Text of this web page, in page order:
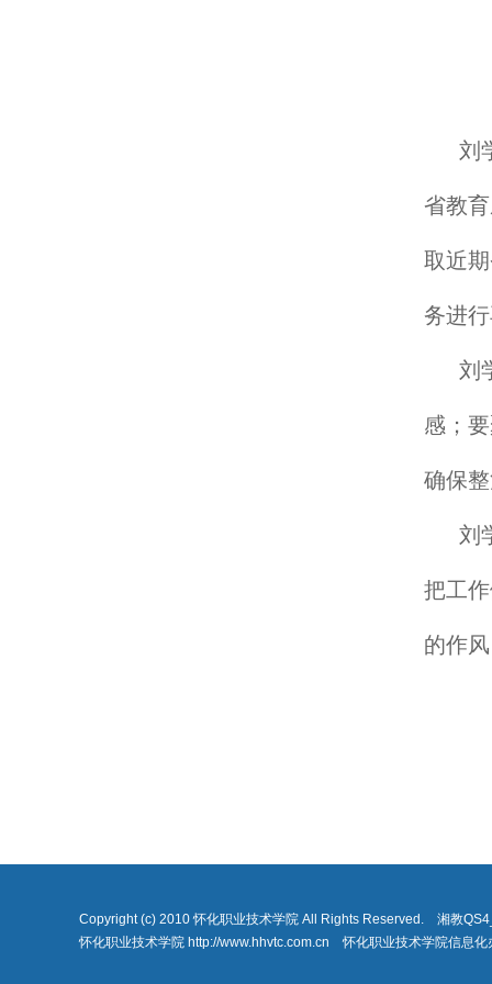
刘
省教
取近
务进行
刘
感；
确保整
刘
把工
的作
Copyright (c) 2010 怀化职业技术学院 All Rights Reserved. 湘教
怀化职业技术学院 http://www.hhvtc.com.cn 怀化职业技术学院信息